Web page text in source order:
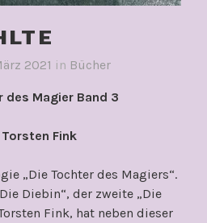
2021 in Bücher
des Magier Band 3
Fink
„Die Tochter des Magiers“.
Diebin“, der zweite „Die
Fink, hat neben dieser